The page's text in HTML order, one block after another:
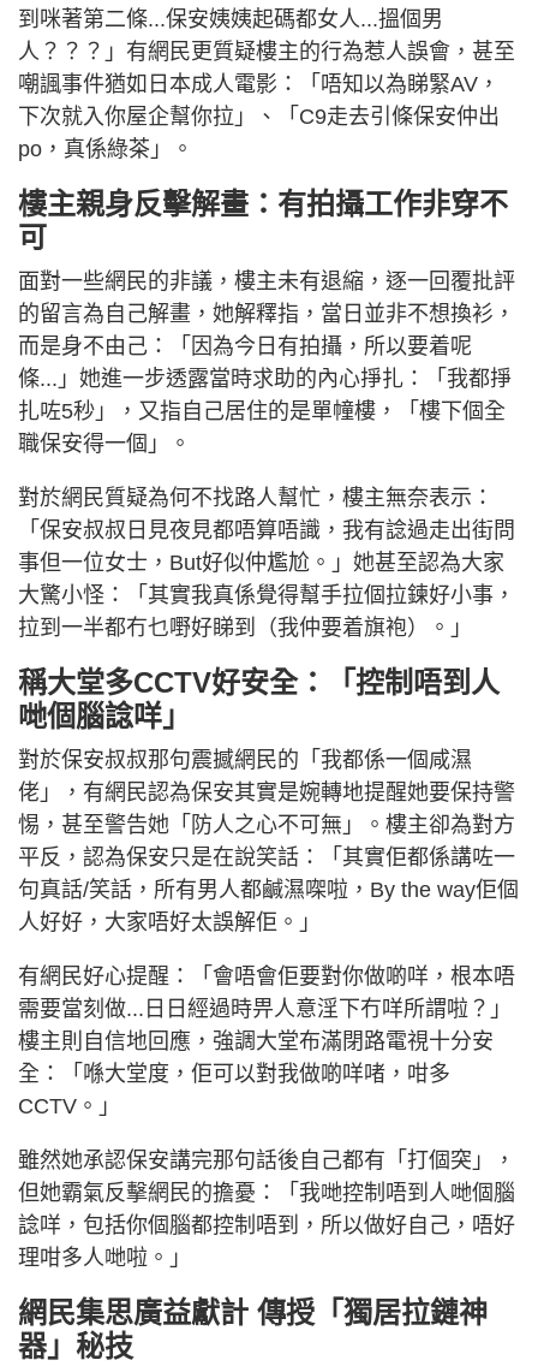
到咪著第二條...保安姨姨起碼都女人...搵個男
人？？？」有網民更質疑樓主的行為惹人誤會，甚至
嘲諷事件猶如日本成人電影：「唔知以為睇緊AV，
下次就入你屋企幫你拉」、「C9走去引條保安仲出
po，真係綠茶」。
樓主親身反擊解畫：有拍攝工作非穿不
可
面對一些網民的非議，樓主未有退縮，逐一回覆批評
的留言為自己解畫，她解釋指，當日並非不想換衫，
而是身不由己：「因為今日有拍攝，所以要着呢
條...」她進一步透露當時求助的內心掙扎：「我都掙
扎咗5秒」，又指自己居住的是單幢樓，「樓下個全
職保安得一個」。
對於網民質疑為何不找路人幫忙，樓主無奈表示：
「保安叔叔日見夜見都唔算唔識，我有諗過走出街問
事但一位女士，But好似仲尷尬。」她甚至認為大家
大驚小怪：「其實我真係覺得幫手拉個拉鍊好小事，
拉到一半都冇乜嘢好睇到（我仲要着旗袍）。」
稱大堂多CCTV好安全：「控制唔到人
哋個腦諗咩」
對於保安叔叔那句震撼網民的「我都係一個咸濕
佬」，有網民認為保安其實是婉轉地提醒她要保持警
惕，甚至警告她「防人之心不可無」。樓主卻為對方
平反，認為保安只是在說笑話：「其實佢都係講咗一
句真話/笑話，所有男人都鹹濕㗎啦，By the way佢個
人好好，大家唔好太誤解佢。」
有網民好心提醒：「會唔會佢要對你做啲咩，根本唔
需要當刻做...日日經過時畀人意淫下冇咩所謂啦？」
樓主則自信地回應，強調大堂布滿閉路電視十分安
全：「喺大堂度，佢可以對我做啲咩啫，咁多
CCTV。」
雖然她承認保安講完那句話後自己都有「打個突」，
但她霸氣反擊網民的擔憂：「我哋控制唔到人哋個腦
諗咩，包括你個腦都控制唔到，所以做好自己，唔好
理咁多人哋啦。」
網民集思廣益獻計 傳授「獨居拉鏈神
器」秘技